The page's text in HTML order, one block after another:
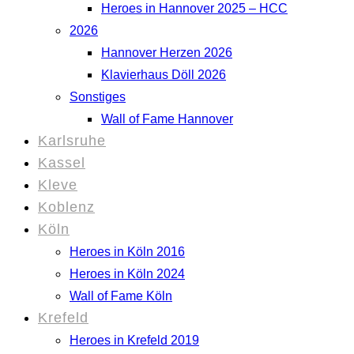
Heroes in Hannover 2025 – HCC
2026
Hannover Herzen 2026
Klavierhaus Döll 2026
Sonstiges
Wall of Fame Hannover
Karlsruhe
Kassel
Kleve
Koblenz
Köln
Heroes in Köln 2016
Heroes in Köln 2024
Wall of Fame Köln
Krefeld
Heroes in Krefeld 2019